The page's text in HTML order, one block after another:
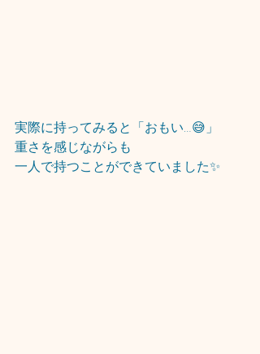
実際に持ってみると「おもい…😅」
重さを感じながらも
一人で持つことができていました✨